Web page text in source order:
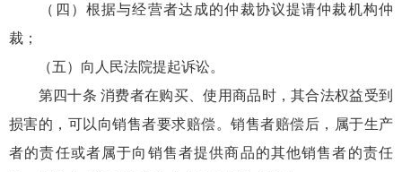
（四）根据与经营者达成的仲裁协议提请仲裁机构仲
裁；
（五）向人民法院提起诉讼。
第四十条 消费者在购买、使用商品时，其合法权益受到
损害的，可以向销售者要求赔偿。销售者赔偿后，属于生产
者的责任或者属于向销售者提供商品的其他销售者的责任